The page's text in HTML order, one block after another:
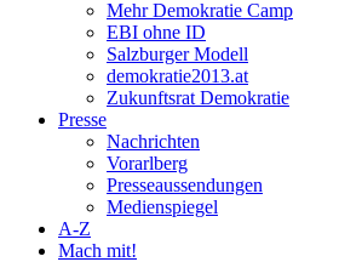
Mehr Demokratie Camp
EBI ohne ID
Salzburger Modell
demokratie2013.at
Zukunftsrat Demokratie
Presse
Nachrichten
Vorarlberg
Presseaussendungen
Medienspiegel
A-Z
Mach mit!